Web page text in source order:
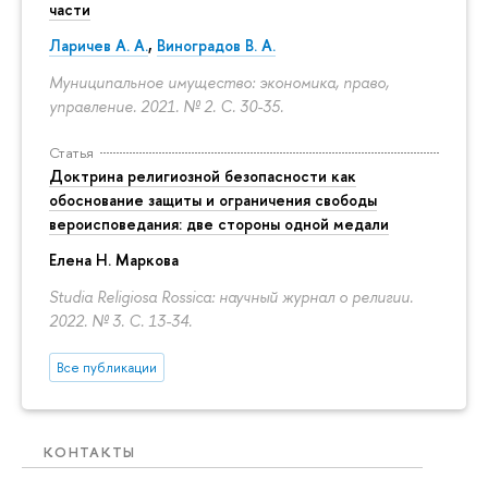
части
Ларичев А. А., Виноградов В. А.
Муниципальное имущество: экономика, право,
управление. 2021. № 2. С. 30-35.
Статья
Доктрина религиозной безопасности как
обоснование защиты и ограничения свободы
вероисповедания: две стороны одной медали
Елена Н. Маркова
Studia Religiosa Rossica: научный журнал о религии.
2022. № 3. С. 13-34.
Все публикации
КОНТАКТЫ